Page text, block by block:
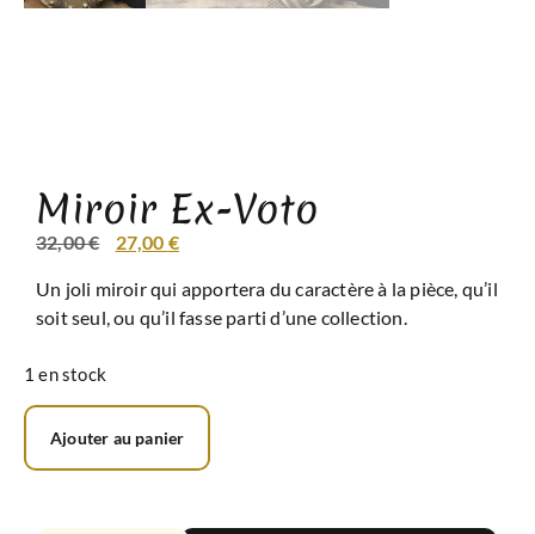
Miroir Ex-Voto
32,00€ 27,00 €
Un joli miroir qui apportera du caractère à la pièce, qu’il
soit seul, ou qu’il fasse parti d’une collection.
1 en stock
Ajouter au panier